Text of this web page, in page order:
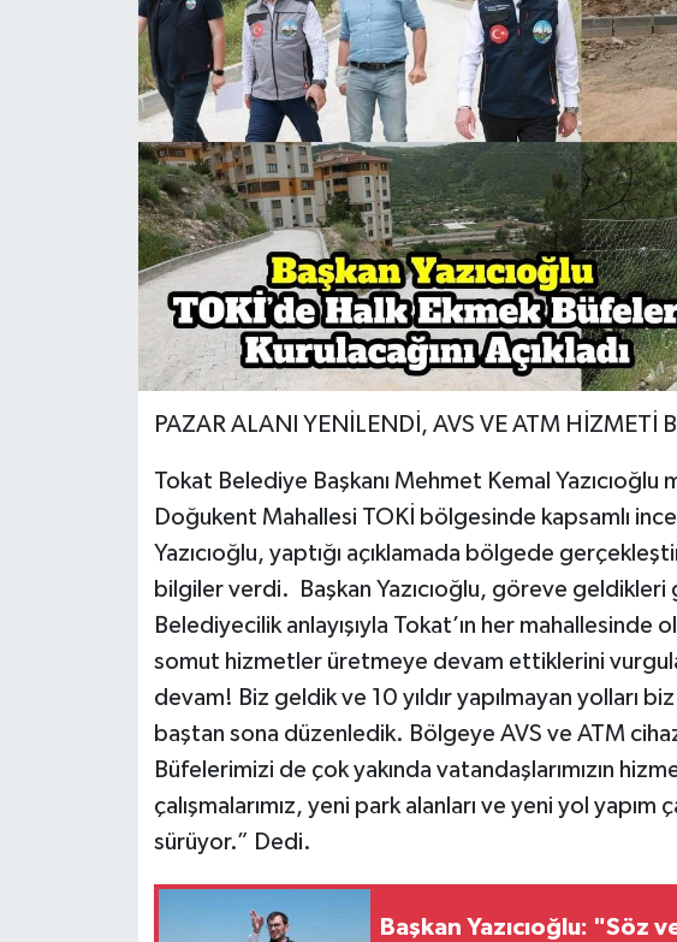
PAZAR ALANI YENİLENDİ, AVS VE ATM HİZMETİ
Tokat Belediye Başkanı Mehmet Kemal Yazıcıoğlu
Doğukent Mahallesi TOKİ bölgesinde kapsamlı
Yazıcıoğlu, yaptığı açıklamada bölgede
bilgiler verdi. Başkan Yazıcıoğlu, göreve geldikleri
Belediyecilik anlayışıyla Tokat’ın her
somut hizmetler üretmeye devam ettiklerini
devam! Biz geldik ve 10 yıldır yapılmayan yolları biz
baştan sona düzenledik. Bölgeye AVS ve ATM
Büfelerimizi de çok yakında vatandaşlarımızın
çalışmalarımız, yeni park alanları ve yeni yol yapım
sürüyor.” Dedi.
Başkan Yazıcıoğlu: "Söz
Teknoloji
Tokat Haberleri